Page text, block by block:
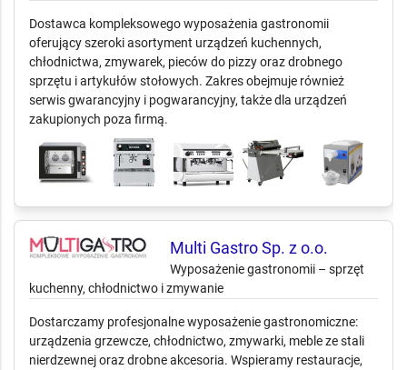
Dostawca kompleksowego wyposażenia gastronomii
oferujący szeroki asortyment urządzeń kuchennych,
chłodnictwa, zmywarek, pieców do pizzy oraz drobnego
sprzętu i artykułów stołowych. Zakres obejmuje również
serwis gwarancyjny i pogwarancyjny, także dla urządzeń
zakupionych poza firmą.
Multi Gastro Sp. z o.o.
Wyposażenie gastronomii – sprzęt
kuchenny, chłodnictwo i zmywanie
Dostarczamy profesjonalne wyposażenie gastronomiczne:
urządzenia grzewcze, chłodnictwo, zmywarki, meble ze stali
nierdzewnej oraz drobne akcesoria. Wspieramy restauracje,